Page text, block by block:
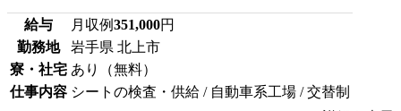
給与 月収例351,000円
勤務地
岩手県 北上市
寮・社宅 あり（無料）
仕事内容 シートの検査・供給 / 自動車系工場 / 交替制